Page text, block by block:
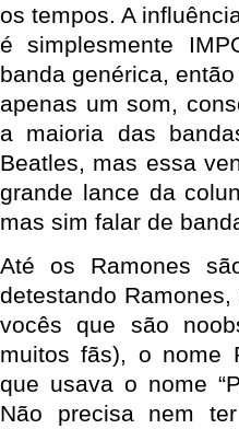
os tempos. A
é simplesmente
banda genérica,
apenas um som,
a maioria das
Beatles, mas essa
grande lance da
mas sim falar de
Até os Ramones
detestando
vocês que são
muitos fãs), o nome
que usava o nome
Não precisa nem